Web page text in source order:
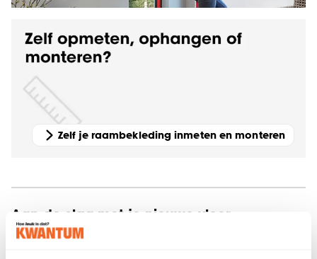
Zelf je raambekleding inmeten en monteren
Aan de slag met je nieuwe vloer